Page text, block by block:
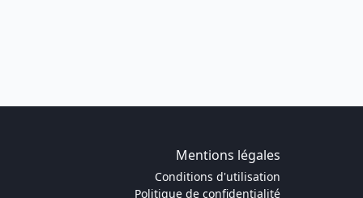
Mentions légales
Conditions d'utilisation
Politique de confidentialité